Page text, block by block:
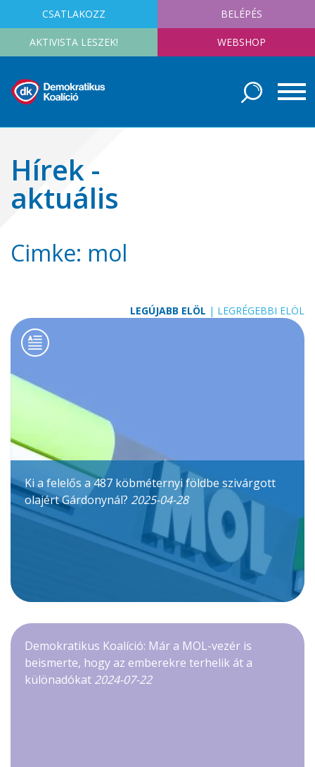
CSATLAKOZZ BELÉPÉS
AKTIVISTA LESZEK! WEBSHOP
Hírek -
aktuális
Cimke: mol
LEGÚJABB ELÖL | LEGRÉGEBBI ELÖL
Ki a felelős a 487 köbméternyi földbe szivárgott
olajért Gárdonynál? 2025-04-28
Demokratikus Koalíció: Már a MOL-vezér is
beismerte, hogy az emberekre terhelik át a
különadókat 2024-07-22